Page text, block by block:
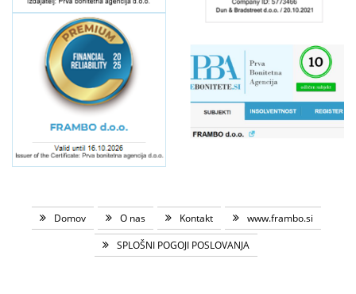
Domov O nas Kontakt
www.frambo.si
SPLOŠNI POGOJI POSLOVANJA